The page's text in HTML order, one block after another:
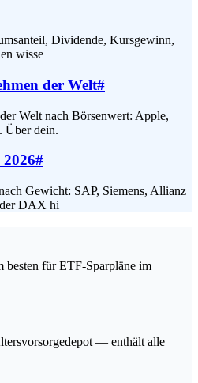
Dividende, Kursgewinn,
wisse
der Welt#
Welt nach Börsenwert: Apple,
dein.
#
Gewicht: SAP, Siemens, Allianz
DAX hi
besten für ETF-Sparpläne im
— enthält alle